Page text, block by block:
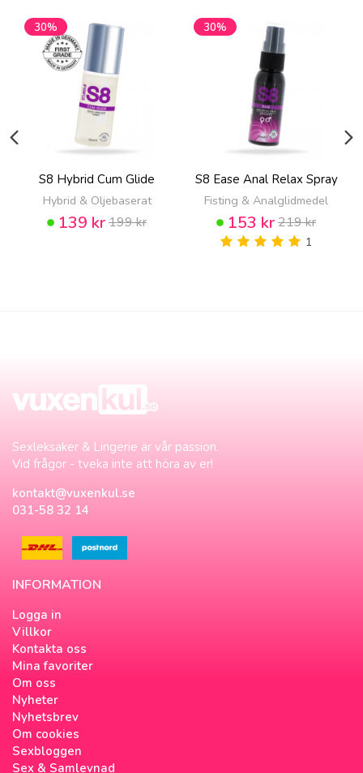
30%
S8 Hybrid Cum Glide
Hybrid & Oljebaserat
139 kr199 kr
30%
S8 Ease Anal Relax Spray
Fisting & Analglidmedel
153 kr219 kr
1
Sexleksaker & Lingerie är vår passion.
Vid frågor - tveka inte att höra av er!
kontakt@vuxenkul.se
031-58 32 14
INFORMATION
Logga in
Villkor
Kontakta oss
Mina favoriter
Om oss
Nyheter
Nyhetsbrev
Om cookies
Sexbloggen
Sex & Samlevnad